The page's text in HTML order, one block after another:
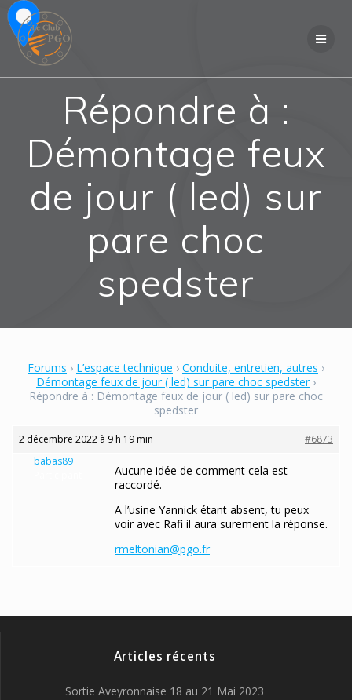
Répondre à :
Démontage feux
de jour ( led) sur
pare choc
spedster
Forums › L’espace technique › Conduite, entretien, autres ›
Démontage feux de jour ( led) sur pare choc spedster ›
Répondre à : Démontage feux de jour ( led) sur pare choc
spedster
2 décembre 2022 à 9 h 19 min
#6873
babas89
Aucune idée de comment cela est
raccordé.
A l’usine Yannick étant absent, tu peux
voir avec Rafi il aura surement la réponse.
rmeltonian@pgo.fr
Articles récents
Sortie Aveyronnaise 18 au 21 Mai 2023